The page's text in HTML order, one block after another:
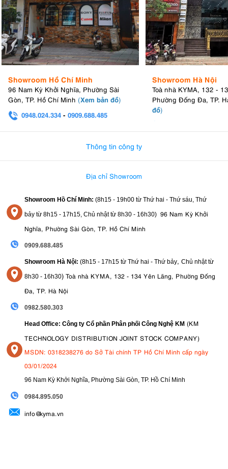
Showroom Hồ Chí Minh
96 Nam Kỳ Khởi Nghĩa, Phường Sài
Gòn, TP. Hồ Chí Minh (Xem bản đồ)
0948.024.334 - 0909.688.485
Showroom Hà Nội
Toà nhà KYMA, 132 -
Phường Đống Đa, TP.
đồ)
Thông tin công ty
Địa chỉ Showroom
Showroom Hồ Chí Minh: (8h15 - 19h00 từ Thứ hai - Thứ sáu, Thứ
bảy từ 8h15 - 17h15, Chủ nhật từ 8h30 - 16h30) 96 Nam Kỳ Khởi
Nghĩa, Phường Sài Gòn, TP. Hồ Chí Minh
0909.688.485
Showroom Hà Nội: (8h15 - 17h15 từ Thứ hai - Thứ bảy, Chủ nhật từ
8h30 - 16h30) Toà nhà KYMA, 132 - 134 Yên Lãng, Phường Đống
Đa, TP. Hà Nội
0982.580.303
Head Office: Công ty Cổ phần Phân phối Công Nghệ KM (KM
TECHNOLOGY DISTRIBUTION JOINT STOCK COMPANY)
MSDN: 0318238276 do Sở Tài chính TP Hồ Chí Minh cấp ngày
03/01/2024
96 Nam Kỳ Khởi Nghĩa, Phường Sài Gòn, TP. Hồ Chí Minh
0984.895.050
info@kyma.vn